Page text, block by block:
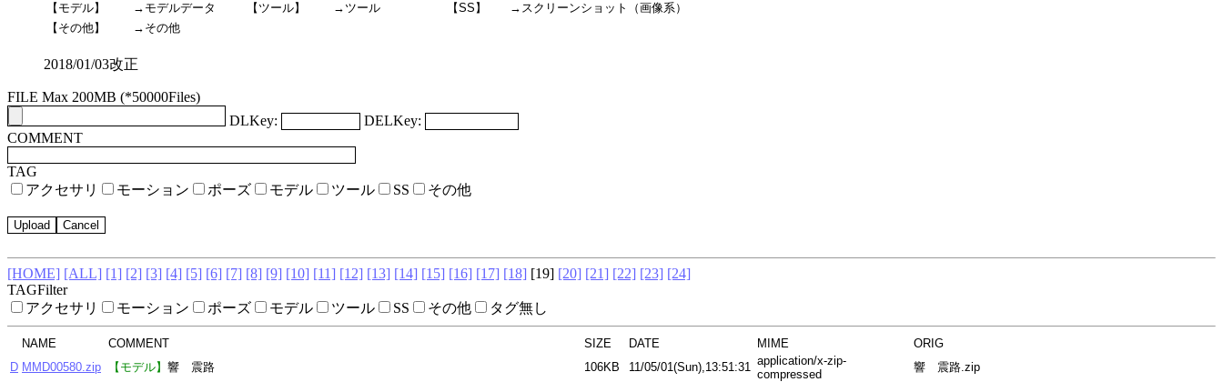
【モデル】
→モデルデータ 【ツール】 →ツール 【SS】
→スクリーンショット（画像系）
【その他】
→その他
2018/01/03改正
FILE Max 200MB (*50000Files)
DLKey:
DELKey:
COMMENT
TAG
アクセサリ
モーション ポーズ モデル ツール SS その他
[HOME] [ALL] [1] [2] [3] [4] [5] [6] [7] [8] [9] [10] [11] [12] [13] [14] [15] [16] [17] [18] [19] [20] [21] [22] [23] [24]
TAGFilter
アクセサリ
モーション ポーズ モデル ツール SS その他 タグ無し
NAME COMMENT SIZE DATE MIME
ORIG
D MMD00580.zip 【モデル】 響 震路 106KB 11/05/01(Sun),13:51:31 application/x-zip-
compressed
響 震路.zip